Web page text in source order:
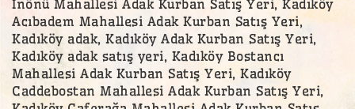
İnönü Mahallesi Adak Kurban Satış Yeri, Kadıköy
Acıbadem Mahallesi Adak Kurban Satış Yeri,
Kadıköy adak, Kadıköy Adak Kurban Satış Yeri,
Kadıköy adak satış yeri, Kadıköy Bostancı
Mahallesi Adak Kurban Satış Yeri, Kadıköy
Caddebostan Mahallesi Adak Kurban Satış Yeri,